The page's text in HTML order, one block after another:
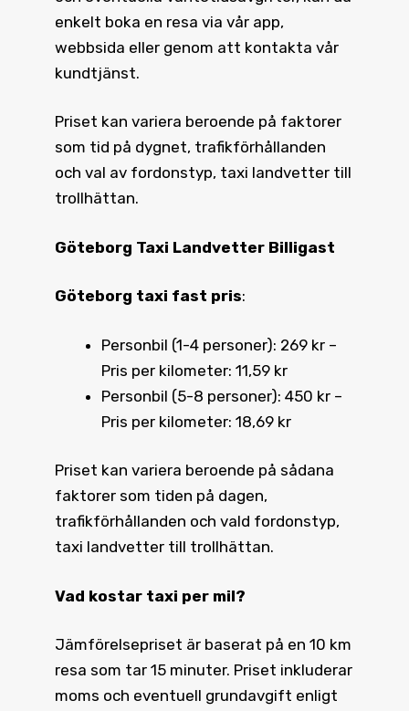
enkelt boka en resa via vår app,
webbsida eller genom att kontakta vår
kundtjänst.
Priset kan variera beroende på faktorer
som tid på dygnet, trafikförhållanden
och val av fordonstyp, taxi landvetter till
trollhättan.
Göteborg Taxi Landvetter Billigast
Göteborg taxi fast pris:
Personbil (1-4 personer): 269 kr –
Pris per kilometer: 11,59 kr
Personbil (5-8 personer): 450 kr –
Pris per kilometer: 18,69 kr
Priset kan variera beroende på sådana
faktorer som tiden på dagen,
trafikförhållanden och vald fordonstyp,
taxi landvetter till trollhättan.
Vad kostar taxi per mil?
Jämförelsepriset är baserat på en 10 km
resa som tar 15 minuter. Priset inkluderar
moms och eventuell grundavgift enligt